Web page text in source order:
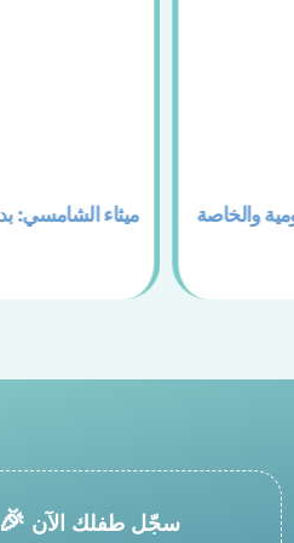
الهاشمي: 2 سبتمبر بدء استقبال أطفال الحضانات
سجّل طفلك الآن 🎉